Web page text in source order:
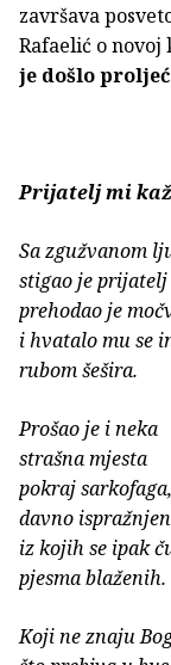
završava
Rafaelić o
je došlo
Prijatelj mi
Sa zgužvanom
stigao je
prehodao je
i hvatalo mu se
rubom šešira.
Prošao je i neka
strašna mjesta
pokraj sarkofaga,
davno
iz kojih se ipak
pjesma blaženih.
Koji ne znaju